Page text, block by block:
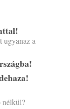
ugyanaz a
nélkül?